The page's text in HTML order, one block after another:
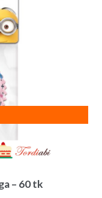
– 60 tk